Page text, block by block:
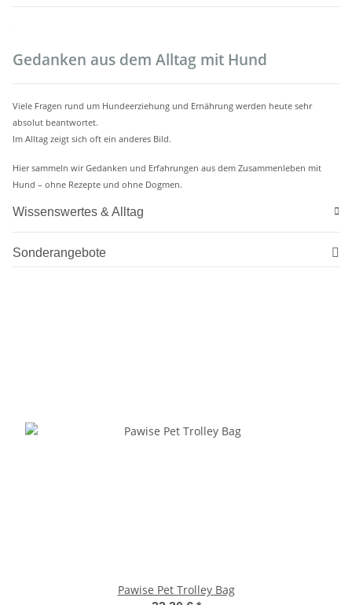
Gedanken aus dem Alltag mit Hund
Viele Fragen rund um Hundeerziehung und Ernährung werden heute sehr
absolut beantwortet.
Im Alltag zeigt sich oft ein anderes Bild.
Hier sammeln wir Gedanken und Erfahrungen aus dem Zusammenleben mit
Hund – ohne Rezepte und ohne Dogmen.
Wissenswertes & Alltag
Sonderangebote
Pawise Pet Trolley Bag